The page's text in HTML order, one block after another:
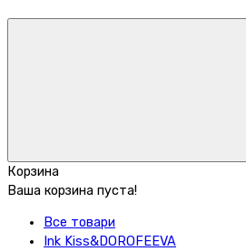
Корзина
Ваша корзина пуста!
Все товари
Ink Kiss&DOROFEEVA